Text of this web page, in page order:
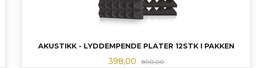
AKUSTIKK - LYDDEMPENDE PLATER 12STK I PAKKEN
Tilbud
398,00 890,00Rabatt